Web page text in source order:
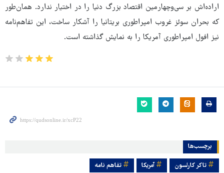
اراده‌اش بر سی‌وچهارمین اقتصاد بزرگ دنیا را در اختیار ندارد. همان‌طور
که بحران سوئز غروب امپراطوری بریتانیا را آشکار ساخت، این تفاهم‌نامه
نیز افول امپراطوری آمریکا را به نمایش گذاشته است.
برچسب‌ها
تاکر کارلسون آمریکا تفاهم نامه